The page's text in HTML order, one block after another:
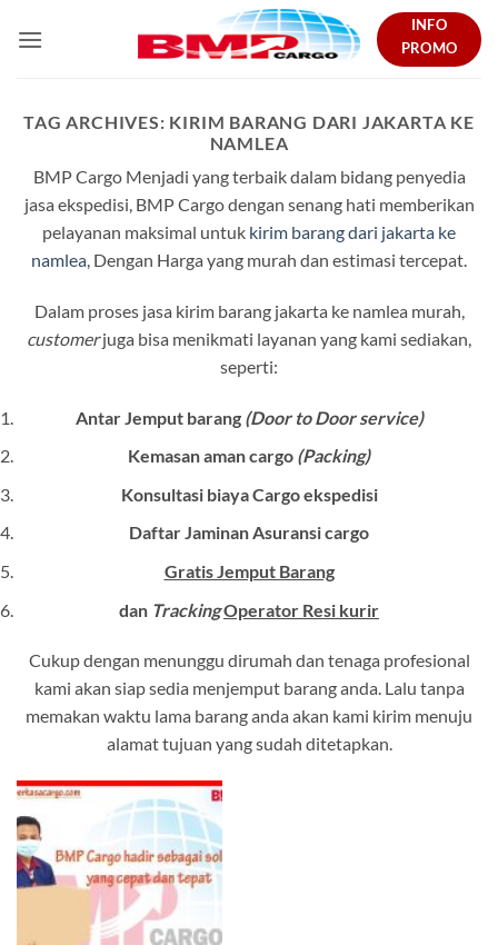
INFO
PROMO
TAG ARCHIVES: KIRIM BARANG DARI JAKARTA KE
NAMLEA
BMP Cargo Menjadi yang terbaik dalam bidang penyedia
jasa ekspedisi, BMP Cargo dengan senang hati memberikan
pelayanan maksimal untuk kirim barang dari jakarta ke
namlea, Dengan Harga yang murah dan estimasi tercepat.
Dalam proses jasa kirim barang jakarta ke namlea murah,
customerjuga bisa menikmati layanan yang kami sediakan,
seperti:
Antar Jemput barang(Door to Door service)
Kemasan aman cargo (Packing)
Konsultasi biaya Cargo ekspedisi
Daftar Jaminan Asuransi cargo
Gratis Jemput Barang
dan TrackingOperator Resi kurir
Cukup dengan menunggu dirumah dan tenaga profesional
kami akan siap sedia menjemput barang anda. Lalu tanpa
memakan waktu lama barang anda akan kami kirim menuju
alamat tujuan yang sudah ditetapkan.